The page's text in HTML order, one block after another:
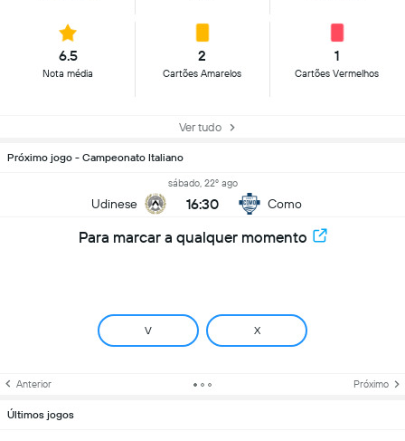
6.5
Nota média
2
Cartões Amarelos
1
Cartões Vermelhos
Ver tudo
Próximo jogo - Campeonato Italiano
Udinese
sábado, 22º ago
16:30 Como
Para marcar a qualquer momento
V X
Anterior Próximo
Últimos jogos